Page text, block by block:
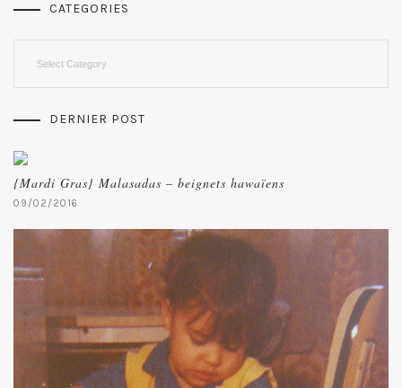
CATEGORIES
DERNIER POST
{Mardi Gras} Malasadas – beignets hawaïens
09/02/2016